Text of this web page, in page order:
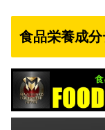
食品栄養成